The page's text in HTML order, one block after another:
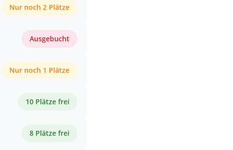
Nur noch 2 Plätze
Ausgebucht
Nur noch 1 Plätze
10 Plätze frei
8 Plätze frei